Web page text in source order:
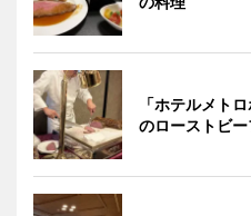
「ホテルメト
のローストビー